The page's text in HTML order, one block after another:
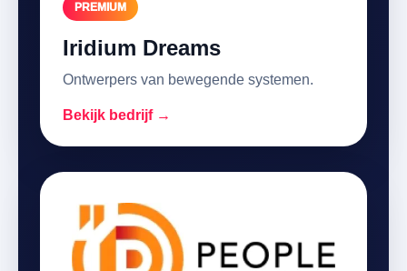
PREMIUM
Iridium Dreams
Ontwerpers van bewegende systemen.
Bekijk bedrijf →